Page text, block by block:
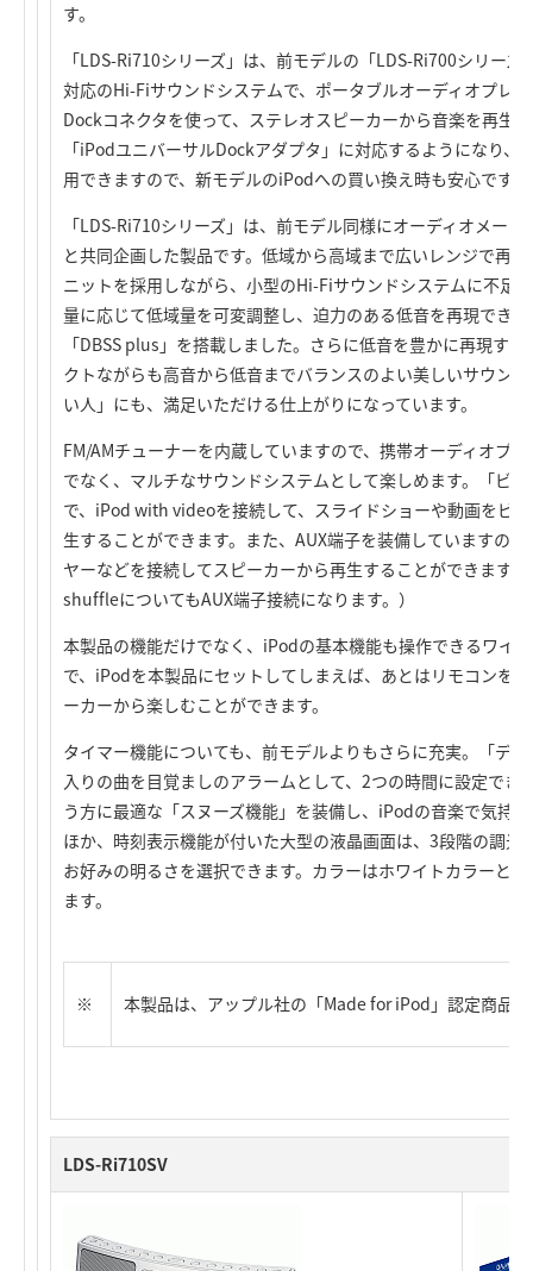
す。
「LDS-Ri710シリーズ」は、前モデルの「LDS-Ri700シリー
対応のHi-Fiサウンドシステムで、ポータブルオーディオプレ
Dockコネクタを使って、ステレオスピーカーから音楽を再生
「iPodユニバーサルDockアダプタ」に対応するようになり
用できますので、新モデルのiPodへの買い換え時も安心です。
「LDS-Ri710シリーズ」は、前モデル同様にオーディオメー
と共同企画した製品です。低域から高域まで広いレンジで再
ニットを採用しながら、小型のHi-Fiサウンドシステムに不足
量に応じて低域量を可変調整し、迫力のある低音を再現でき
「DBSS plus」を搭載しました。さらに低音を豊かに再現す
クトながらも高音から低音までバランスのよい美しいサウン
い人」にも、満足いただける仕上がりになっています。
FM/AMチューナーを内蔵していますので、携帯オーディオプ
でなく、マルチなサウンドシステムとして楽しめます。「ビ
で、iPod with videoを接続して、スライドショーや動画をビ
生することができます。また、AUX端子を装備していますの
ヤーなどを接続してスピーカーから再生することができます
shuffleについてもAUX端子接続になります。）
本製品の機能だけでなく、iPodの基本機能も操作できるワイ
で、iPodを本製品にセットしてしまえば、あとはリモコンを
ーカーから楽しむことができます。
タイマー機能についても、前モデルよりもさらに充実。「デ
入りの曲を目覚ましのアラームとして、2つの時間に設定でき
う方に最適な「スヌーズ機能」を装備し、iPodの音楽で気持
ほか、時刻表示機能が付いた大型の液晶画面は、3段階の調光
お好みの明るさを選択できます。カラーはホワイトカラーと
ます。
※ 本製品は、アップル社の「Made for iPod」認定商品
LDS-Ri710SV